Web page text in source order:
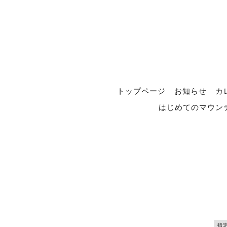
トップページ お知らせ
カ
はじめてのマウン
指